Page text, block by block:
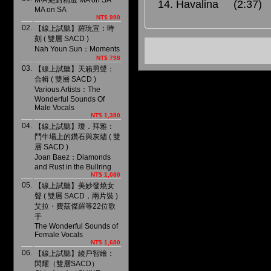
MA on SA
NT$ 990
02.
【線上試聽】羅玧宣：時
刻 ( 雙層 SACD )
Nah Youn Sun：Moments
NT$ 798
03.
【線上試聽】天籟男聲：
合輯 ( 雙層 SACD )
Various Artists：The
Wonderful Sounds Of
Male Vocals
NT$ 1,380
04.
【線上試聽】瓊．拜雅：
鬥牛場上的鑽石與灰燼 ( 雙
層 SACD )
Joan Baez：Diamonds
and Rust in the Bullring
NT$ 1,080
05.
【線上試聽】美妙發燒女
聲 ( 雙層 SACD，兩片裝 )
艾拉・費茲傑羅等22位歌
手
The Wonderful Sounds of
Female Vocals
NT$ 1,680
06.
【線上試聽】綾戶智繪：
閃耀（雙層SACD）
14. Havalina (2:37)